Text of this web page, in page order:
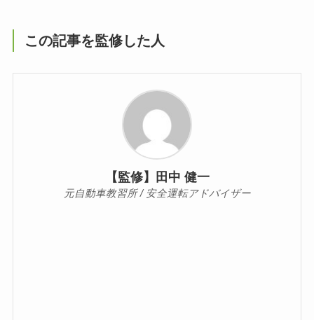
この記事を監修した人
【監修】田中 健一
元自動車教習所 / 安全運転アドバイザー